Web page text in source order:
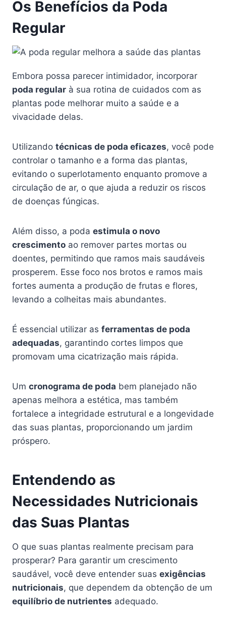
Os Benefícios da Poda
Regular
Embora possa parecer intimidador, incorporar
poda regular à sua rotina de cuidados com as
plantas pode melhorar muito a saúde e a
vivacidade delas.
Utilizando técnicas de poda eficazes, você pode
controlar o tamanho e a forma das plantas,
evitando o superlotamento enquanto promove a
circulação de ar, o que ajuda a reduzir os riscos
de doenças fúngicas.
Além disso, a poda estimula o novo
crescimento ao remover partes mortas ou
doentes, permitindo que ramos mais saudáveis
prosperem. Esse foco nos brotos e ramos mais
fortes aumenta a produção de frutas e flores,
levando a colheitas mais abundantes.
É essencial utilizar as ferramentas de poda
adequadas, garantindo cortes limpos que
promovam uma cicatrização mais rápida.
Um cronograma de poda bem planejado não
apenas melhora a estética, mas também
fortalece a integridade estrutural e a longevidade
das suas plantas, proporcionando um jardim
próspero.
Entendendo as
Necessidades Nutricionais
das Suas Plantas
O que suas plantas realmente precisam para
prosperar? Para garantir um crescimento
saudável, você deve entender suas exigências
nutricionais, que dependem da obtenção de um
equilíbrio de nutrientes adequado.